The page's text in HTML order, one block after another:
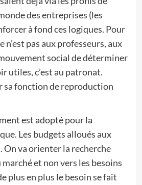
des entreprises (les
à fond ces logiques. Pour
n’est pas aux professeurs, aux
social de déterminer
utiles, c’est au patronat.
sa fonction de reproduction
est adopté pour la
Les budgets alloués aux
On va orienter la recherche
et non vers les besoins
plus en plus le besoin se fait